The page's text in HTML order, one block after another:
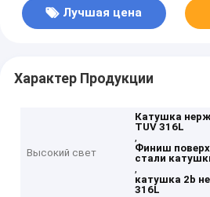
Лучшая цена
Характер Продукции
Высокий свет
Катушка
TUV 316L
,
Финиш
стали
,
катушка 2b
316L